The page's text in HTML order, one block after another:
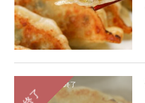
終了
募集終了
報告期間：
終了